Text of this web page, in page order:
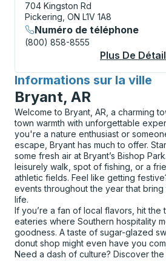
704 Kingston Rd
Pickering, ON L1V 1A8
Numéro de téléphone
(800) 858-8555
Plus De
Informations sur la ville
pour
Bryant, AR
Welcome to Bryant, AR, a charming
town warmth with unforgettable
you're a nature enthusiast or
escape, Bryant has much to offer.
some fresh air at Bryant’s Bishop
leisurely walk, spot of fishing, or a
athletic fields. Feel like getting
events throughout the year that bring
life.
If you’re a fan of local flavors, hit the
eateries where Southern hospitality
goodness. A taste of sugar-glazed
donut shop might even have you
Need a dash of culture? Discover